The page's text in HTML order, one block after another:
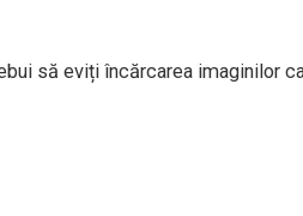
să eviți încărcarea imaginilor